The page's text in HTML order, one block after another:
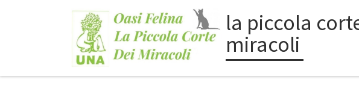
Passa al contenuto
la piccola
miracoli